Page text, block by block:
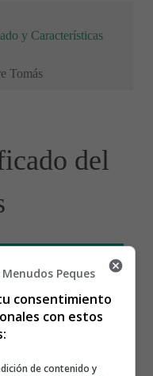
y Características
Tomás
del
Peques
consentimiento
con estos
de contenido y